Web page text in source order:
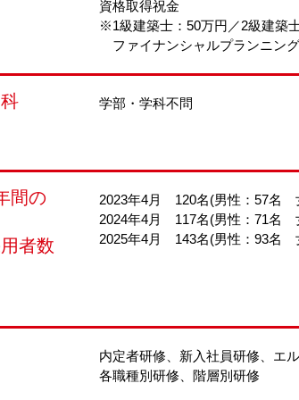
資格取得祝金
※1級建築士：50万円／2級建築
ファイナンシャルプランニン
学部・学科不問
間の
者数
2023年4月 120名(男性：57名
2024年4月 117名(男性：71名
2025年4月 143名(男性：93名
内定者研修、新入社員研修、エ
各職種別研修、階層別研修